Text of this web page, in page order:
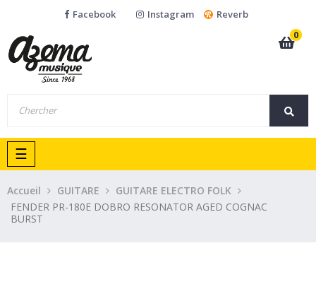
Facebook Instagram
Reverb
0
Basculer
la
navigation
☰
Accueil GUITARE
GUITARE ELECTRO FOLK
FENDER PR-180E DOBRO RESONATOR AGED COGNAC
BURST